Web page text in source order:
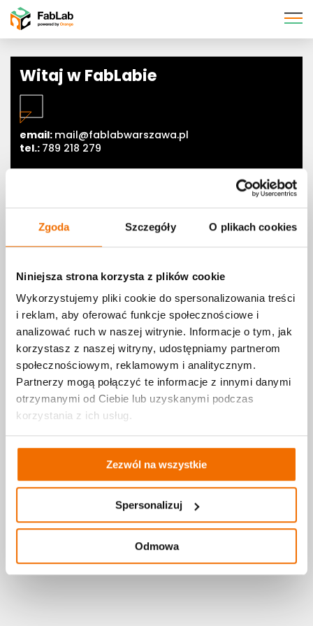
Zgoda Szczegóły O plikach cookies
Niniejsza strona korzysta z plików cookie
Wykorzystujemy pliki cookie do spersonalizowania treści
i reklam, aby oferować funkcje społecznościowe i
analizować ruch w naszej witrynie. Informacje o tym, jak
korzystasz z naszej witryny, udostępniamy partnerom
społecznościowym, reklamowym i analitycznym.
Partnerzy mogą połączyć te informacje z innymi danymi
otrzymanymi od Ciebie lub uzyskanymi podczas
korzystania z ich usług.
Zezwól na wszystkie
Spersonalizuj
Odmowa
Pomiń
nawigację
Witaj w FabLabie
email: mail@fablabwarszawa.pl
tel.: 789 218 279
03-733 Warszawa
(w Centrum Kreatywności Targowa)
Godziny otwarcia:
poniedziałek — piątek 11:00—19:00